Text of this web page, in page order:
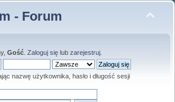
- Forum
Gość. Zaloguj sięlub zarejestruj.
nazwę użytkownika, hasło i długość sesji